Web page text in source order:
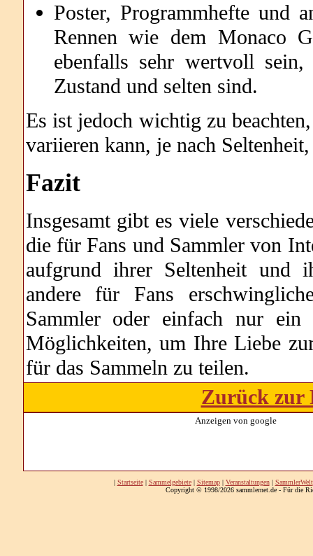
Poster, Programmhefte und
Rennen wie dem Monaco
ebenfalls sehr wertvoll
Zustand und selten sind.
Es ist jedoch wichtig zu
variieren kann, je nach
Fazit
Insgesamt gibt es viele
die für Fans und Sammler von
aufgrund ihrer Seltenheit und
andere für Fans
Sammler oder einfach nur
Möglichkeiten, um Ihre Liebe
für das Sammeln zu teilen.
Zurück zur
Anzeigen von google
| Startseite| Sammelgebiete| Sitemap| Veranstaltungen| SammlerWelt
Copyright © 1998/2026 sammlernet.de - Für die